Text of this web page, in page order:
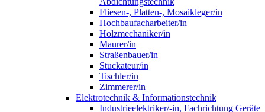
Fliesen-, Platten-, Mosaikleger/in
Hochbaufacharbeiter/in
Holzmechaniker/in
Maurer/in
Straßenbauer/in
Stuckateur/in
Tischler/in
Zimmerer/in
Elektrotechnik & Informationstechnik
Industrieelektriker/-in, Fachrichtung Geräte